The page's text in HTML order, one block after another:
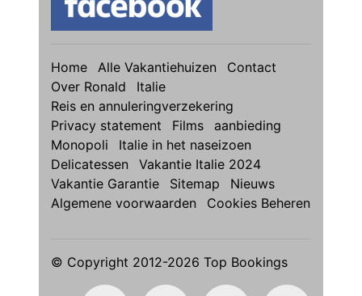
Home Alle Vakantiehuizen
Contact
Over Ronald
Italie
Reis en annuleringverzekering
Privacy statement
Films
aanbieding
Monopoli
Italie in het naseizoen
Delicatessen
Vakantie Italie 2024
Vakantie Garantie
Sitemap
Nieuws
Algemene voorwaarden
Cookies Beheren
© Copyright 2012-2026 Top Bookings